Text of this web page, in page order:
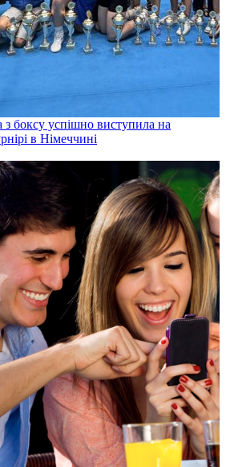
з боксу успішно виступила на
в Німеччині